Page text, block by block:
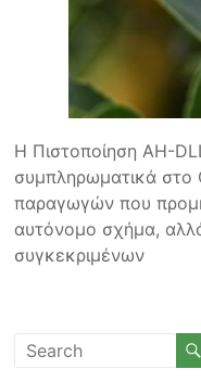
Η Πιστοποίηση AH-
συμπληρωματικά στο
παραγωγών που
αυτόνομο σχήμα,
συγκεκριμένων